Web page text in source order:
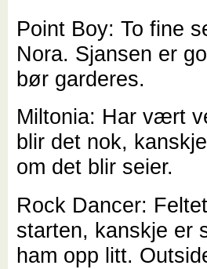
Point Boy: To fine
Nora. Sjansen er
bør garderes.
Miltonia: Har vært
blir det nok,
om det blir seier.
Rock Dancer:
starten, kanskje er
ham opp litt.